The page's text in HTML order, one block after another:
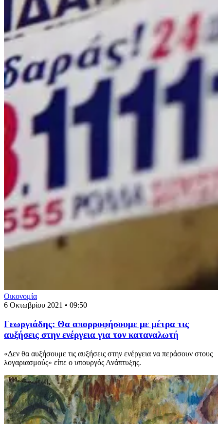
Οικονομία
6 Οκτωβρίου 2021 • 09:50
Γεωργιάδης: Θα απορροφήσουμε με μέτρα τις
αυξήσεις στην ενέργεια για τον καταναλωτή
«Δεν θα αυξήσουμε τις αυξήσεις στην ενέργεια να περάσουν στους
λογαριασμούς» είπε ο υπουργός Ανάπτυξης.